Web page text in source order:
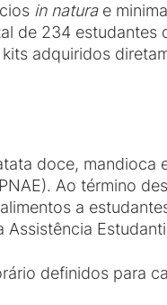
in naturae
de 234 estudantes
adquiridos
doce, mandioca
Ao término
a
Assistência
definidos para